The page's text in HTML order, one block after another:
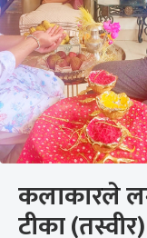
कलाकारले
टीका (तस्वीर)